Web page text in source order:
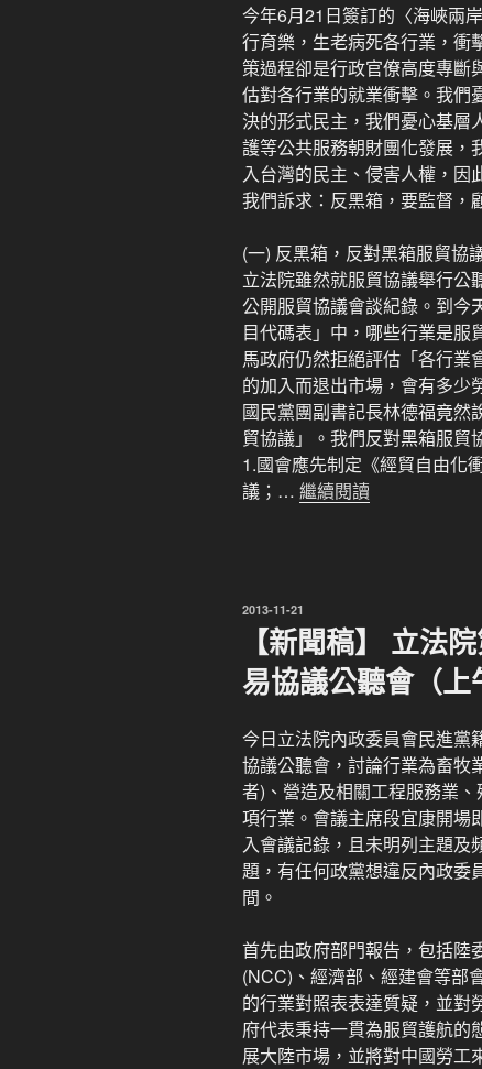
今年6月21日簽訂的〈海峽兩
行育樂，生老病死各行業，衝
策過程卻是行政官僚高度專斷
估對各行業的就業衝擊。我們
決的形式民主，我們憂心基層
護等公共服務朝財團化發展，
入台灣的民主、侵害人權，因
我們訴求：反黑箱，要監督，
(一) 反黑箱，反對黑箱服貿協
立法院雖然就服貿協議舉行公
公開服貿協議會談紀錄。到今
目代碼表」中，哪些行業是服
馬政府仍然拒絕評估「各行業
的加入而退出市場，會有多少
國民黨團副書記長林德福竟然
貿協議」。我們反對黑箱服貿
1.國會應先制定《經貿自由化
議；… 繼續閱讀
發
2013-11-21
【新聞稿】 立法
易協議公聽會（
今日立法院內政委員會民進黨
協議公聽會，討論行業為畜牧
者)、營造及相關工程服務業
項行業。會議主席段宜康開場
入會議記錄，且未明列主題及
題，有任何政黨想違反內政委
間。
首先由政府部門報告，包括陸
(NCC)、經濟部、經建會等部
的行業對照表表達質疑，並對
府代表秉持一貫為服貿護航的
展大陸市場，並將對中國勞工